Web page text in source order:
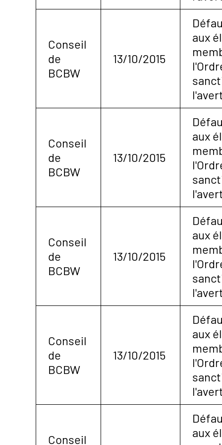
Conseil
de
BCBW
13/10/2015
aux
Conseil
de
BCBW
13/10/2015
aux
Conseil
de
BCBW
13/10/2015
aux
Conseil
de
BCBW
13/10/2015
aux
Conseil
aux